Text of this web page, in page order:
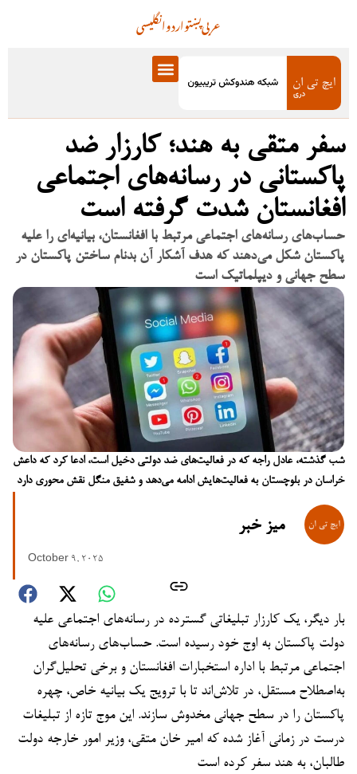
انگلیسیاردوپښتوعربی
سفر متقی به هند؛ کارزار ضد
پاکستانی در رسانه‌های اجتماعی
افغانستان شدت گرفته است
حساب‌های رسانه‌های اجتماعی مرتبط با افغانستان، بیانیه‌ای را علیه
پاکستان شکل می‌دهند که هدف آشکار آن بدنام ساختن پاکستان در
سطح جهانی و دیپلماتیک است
شب گذشته، عادل راجه که در فعالیت‌های ضد دولتی دخیل است، ادعا کرد که داعش
خراسان در بلوچستان به فعالیت‌هایش ادامه می‌دهد و شفیق منگل نقش محوری دارد
میز خبر
October 9, 2025
بار دیگر، یک کارزار تبلیغاتی گسترده در رسانه‌های اجتماعی علیه
دولت پاکستان به اوج خود رسیده است. حساب‌های رسانه‌های
اجتماعی مرتبط با اداره استخبارات افغانستان و برخی تحلیل‌گران
به‌اصطلاح مستقل، در تلاش‌اند تا با ترویج یک بیانیه خاص، چهره
پاکستان را در سطح جهانی مخدوش سازند. این موج تازه از تبلیغات
درست در زمانی آغاز شده که امیر خان متقی، وزیر امور خارجه دولت
طالبان، به هند سفر کرده است